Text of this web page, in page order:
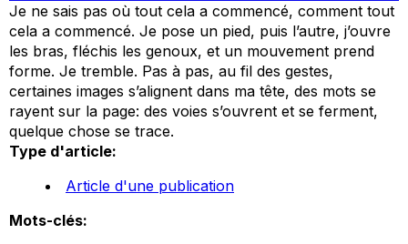
Je ne sais pas où tout cela a commencé, comment tout
cela a commencé. Je pose un pied, puis l’autre, j’ouvre
les bras, fléchis les genoux, et un mouvement prend
forme. Je tremble. Pas à pas, au fil des gestes,
certaines images s’alignent dans ma tête, des mots se
rayent sur la page: des voies s’ouvrent et se ferment,
quelque chose se trace.
Type d'article:
Article d'une publication
Mots-clés: